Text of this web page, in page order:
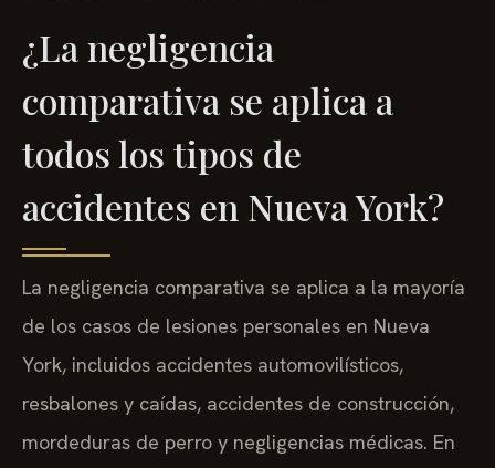
¿La negligencia
comparativa se aplica a
todos los tipos de
accidentes en Nueva York?
La negligencia comparativa se aplica a la mayoría
de los casos de lesiones personales en Nueva
York, incluidos accidentes automovilísticos,
resbalones y caídas, accidentes de construcción,
mordeduras de perro y negligencias médicas. En